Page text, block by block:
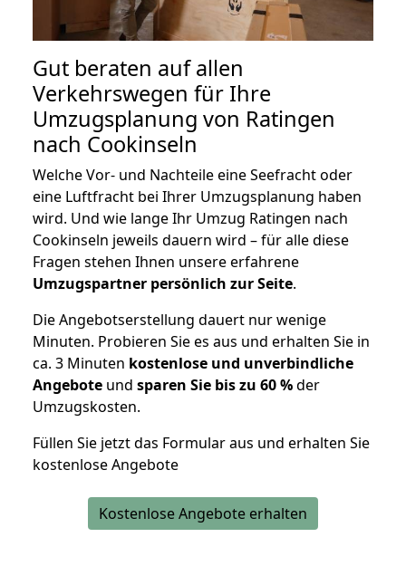
Gut beraten auf allen
Verkehrswegen für Ihre
Umzugsplanung von Ratingen
nach Cookinseln
Welche Vor- und Nachteile eine Seefracht oder
eine Luftfracht bei Ihrer Umzugsplanung haben
wird. Und wie lange Ihr Umzug Ratingen nach
Cookinseln jeweils dauern wird – für alle diese
Fragen stehen Ihnen unsere erfahrene
Umzugspartner persönlich zur Seite.
Die Angebotserstellung dauert nur wenige
Minuten. Probieren Sie es aus und erhalten Sie in
ca. 3 Minuten kostenlose und unverbindliche
Angebote und sparen Sie bis zu 60 %der
Umzugskosten.
Füllen Sie jetzt das Formular aus und erhalten Sie
kostenlose Angebote
Kostenlose Angebote erhalten